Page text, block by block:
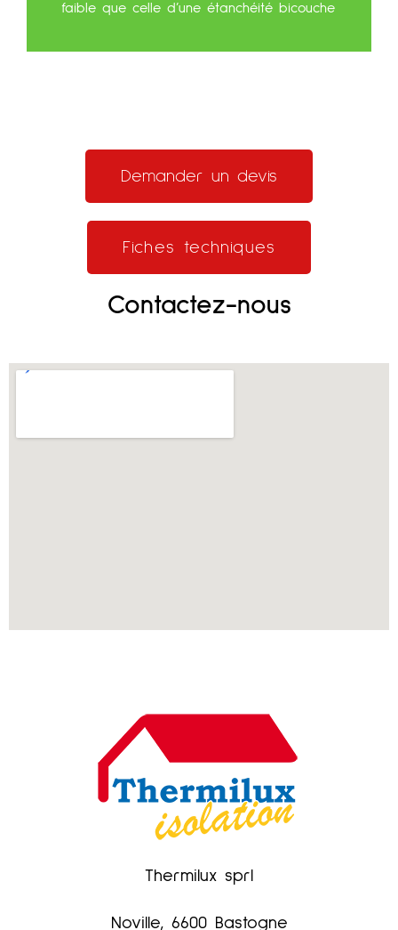
faible que celle d’une étanchéité bicouche
Demander un devis
Fiches techniques
Contactez-nous
Thermilux sprl
Noville, 6600 Bastogne